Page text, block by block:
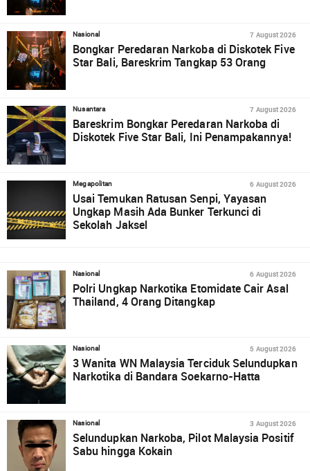
Nasional 7 August 2026
Bongkar Peredaran Narkoba di Diskotek Five
Star Bali, Bareskrim Tangkap 53 Orang
Nusantara 7 August 2026
Bareskrim Bongkar Peredaran Narkoba di
Diskotek Five Star Bali, Ini Penampakannya!
Megapolitan 6 August 2026
Usai Temukan Ratusan Senpi, Yayasan
Ungkap Masih Ada Bunker Terkunci di
Sekolah Jaksel
Nasional 6 August 2026
Polri Ungkap Narkotika Etomidate Cair Asal
Thailand, 4 Orang Ditangkap
Nasional 5 August 2026
3 Wanita WN Malaysia Terciduk Selundupkan
Narkotika di Bandara Soekarno-Hatta
Nasional 3 August 2026
Selundupkan Narkoba, Pilot Malaysia Positif
Sabu hingga Kokain